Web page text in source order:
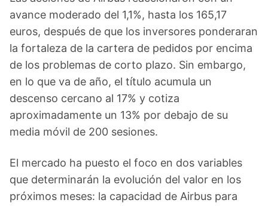
avance moderado del 1,1%, hasta los 165,17
euros, después de que los inversores ponderaran
la fortaleza de la cartera de pedidos por encima
de los problemas de corto plazo. Sin embargo,
en lo que va de año, el título acumula un
descenso cercano al 17% y cotiza
aproximadamente un 13% por debajo de su
media móvil de 200 sesiones.
El mercado ha puesto el foco en dos variables
que determinarán la evolución del valor en los
próximos meses: la capacidad de Airbus para